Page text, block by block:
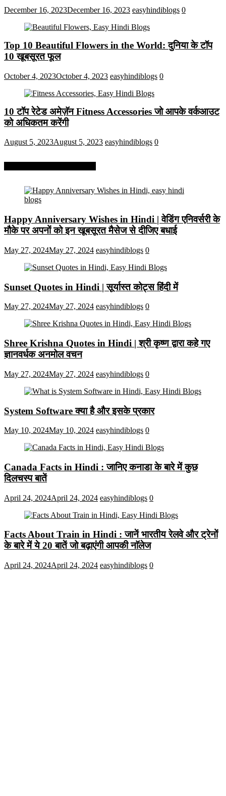
December 16, 2023December 16, 2023 easyhindiblogs 0
Top 10 Beautiful Flowers in the World: दुनिया के टॉप
10 खूबसूरत फूल
October 4, 2023October 4, 2023 easyhindiblogs 0
10 टॉप रेटेड अमेज़ॅन Fitness Accessories जो आपके वर्कआउट
को अधिकतम करेंगी
August 5, 2023August 5, 2023 easyhindiblogs 0
Happy Anniversary Wishes in Hindi | वेडिंग एनिवर्सरी के
मौके पर अपनों को इन खूबसूरत मैसेज से दीजिए बधाई
May 27, 2024May 27, 2024 easyhindiblogs 0
Sunset Quotes in Hindi | सूर्यास्त कोट्स हिंदी में
May 27, 2024May 27, 2024 easyhindiblogs 0
Shree Krishna Quotes in Hindi | श्री कृष्ण द्वारा कहे गए
ज्ञानवर्धक अनमोल वचन
May 27, 2024May 27, 2024 easyhindiblogs 0
System Software क्या है और इसके प्रकार
May 10, 2024May 10, 2024 easyhindiblogs 0
Canada Facts in Hindi : जानिए कनाडा के बारे में कुछ
दिलचस्प बातें
April 24, 2024April 24, 2024 easyhindiblogs 0
Facts About Train in Hindi : जानें भारतीय रेलवे और ट्रेनों
के बारे में ये 20 बातें जो बढ़ाएंगी आपकी नाॅलेज
April 24, 2024April 24, 2024 easyhindiblogs 0